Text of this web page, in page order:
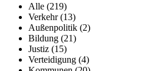
Alle (219)
Verkehr (13)
Außenpolitik (2)
Bildung (21)
Justiz (15)
Verteidigung (4)